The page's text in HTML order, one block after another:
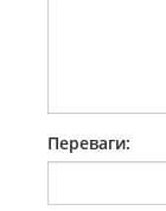
Переваги: